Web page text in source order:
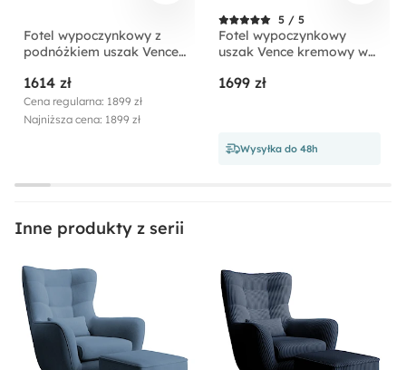
95 cm
Drewno Pianka meblowa
Fotel wypoczynkowy z
podnóżkiem uszak Vence
buk
1614 zł
Cena regularna: 1899 zł
Najniższa cena: 1899 zł
5 / 5
Fotel wypoczynkowy
uszak Vence kremowy w
welur nóżki buk
1699 zł
Wysyłka do 48h
Inne produkty z serii